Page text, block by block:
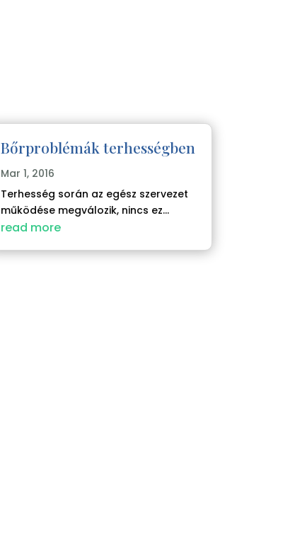
Bőrproblémák terhességben
Mar 1, 2016
Terhesség során az egész szervezet
működése megválozik, nincs ez...
read more